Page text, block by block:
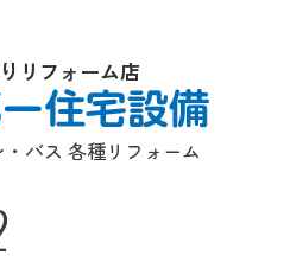
リフォーム店
バス 各種リフォーム